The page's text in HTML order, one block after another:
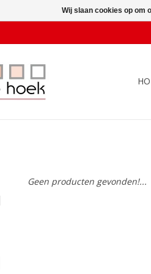
Geen producten gevonden!...
Wij slaan cookies op om